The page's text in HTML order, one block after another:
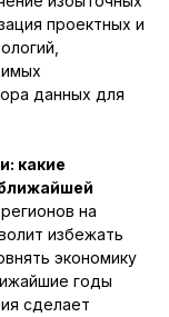
проектных и
данных для
какие
на
избежать
экономику
годы
сделает